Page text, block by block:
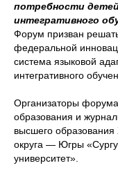
потребности
интегративного
Форум призван
федеральной
система языковой
интегративного
Организаторы
образования и
высшего
округа — Югры
университет».